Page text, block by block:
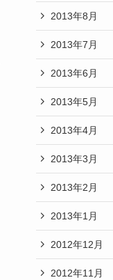
2013年8月
2013年7月
2013年6月
2013年5月
2013年4月
2013年3月
2013年2月
2013年1月
2012年12月
2012年11月